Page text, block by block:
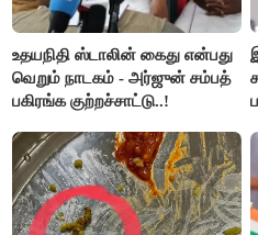
உதயநிதி ஸ்டாலின் கைது என்பது
வெறும் நாடகம் - அர்ஜுன் சம்பத்
பகிரங்க குற்றச்சாட்டு..!